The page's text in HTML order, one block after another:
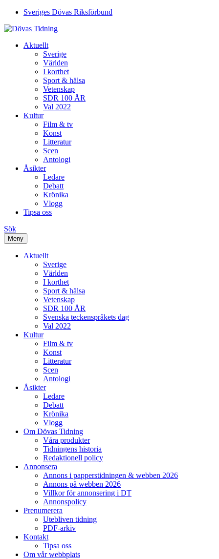
Sveriges Dövas Riksförbund
Aktuellt
Sverige
Världen
I korthet
Sport & hälsa
Vetenskap
SDR 100 ÅR
Val 2022
Kultur
Film & tv
Konst
Litteratur
Scen
Antologi
Åsikter
Ledare
Debatt
Krönika
Vlogg
Tipsa oss
Sök
Meny
Aktuellt
Sverige
Världen
I korthet
Sport & hälsa
Vetenskap
SDR 100 ÅR
Svenska teckenspråkets dag
Val 2022
Kultur
Film & tv
Konst
Litteratur
Scen
Antologi
Åsikter
Ledare
Debatt
Krönika
Vlogg
Om Dövas Tidning
Våra produkter
Tidningens historia
Redaktionell policy
Annonsera
Annons i papperstidningen & webben 2026
Annons på webben 2026
Villkor för annonsering i DT
Annonspolicy
Prenumerera
Utebliven tidning
PDF-arkiv
Kontakt
Tipsa oss
Om vår webbplats